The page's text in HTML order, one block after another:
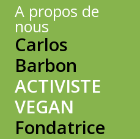
A propos de
nous
Carlos
Barbon
ACTIVISTE
VEGAN
Fondatrice